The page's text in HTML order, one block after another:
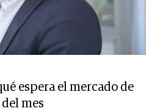
espera el mercado de
mes